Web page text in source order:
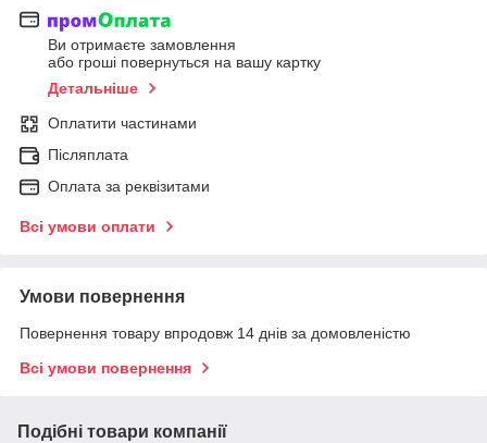
Ви отримаєте замовлення
або гроші повернуться на вашу картку
Детальніше
Оплатити частинами
Післяплата
Оплата за реквізитами
Всі умови оплати
Умови повернення
Повернення товару впродовж 14 днів за домовленістю
Всі умови повернення
Подібні товари компанії